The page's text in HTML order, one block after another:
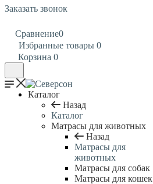
Заказать звонок
Сравнение0
Избранные товары 0
Корзина 0
Каталог
Назад
Каталог
Матрасы для животных
Назад
Матрасы для
животных
Матрасы для собак
Матрасы для кошек